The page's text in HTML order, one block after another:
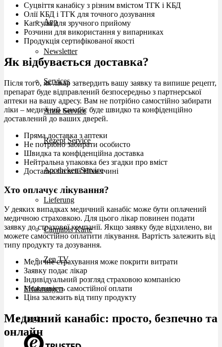
App
Newsletter
Services
Ärzte Service
Rezept Service
Apotheken Service
Lieferung
Cannabis Karte
Zen TV
Erfahrungen
Login
Суцвіття канабісу з різним вмістом ТГК і КБД
Олії КБД і ТГК для точного дозування
Капсули для зручного прийому
Розчини для використання у випарниках
Продукція сертифікованої якості
Як відбувається доставка?
Після того, як лікар затвердить вашу заявку та випише рецепт,
препарат буде відправлений безпосередньо з партнерської
аптеки на вашу адресу. Вам не потрібно самостійно забирати
ліки – медичний канабіс буде швидко та конфіденційно
доставлений до ваших дверей.
Пряма доставка з аптеки
Не потрібно забирати особисто
Швидка та конфіденційна доставка
Нейтральна упаковка без згадки про вміст
Доставка по всій Німеччині
Хто оплачує лікування?
У деяких випадках медичний канабіс може бути оплачений
медичною страховкою. Для цього лікар повинен подати
заявку до страхової компанії. Якщо заявку буде відхилено, ви
можете самостійно оплатити лікування. Вартість залежить від
типу продукту та дозування.
Медичне страхування може покрити витрати
Заявку подає лікар
Індивідуальний розгляд страховою компанією
Можливість самостійної оплати
Ціна залежить від типу продукту
Медичний канабіс: просто, безпечно та
онлайн